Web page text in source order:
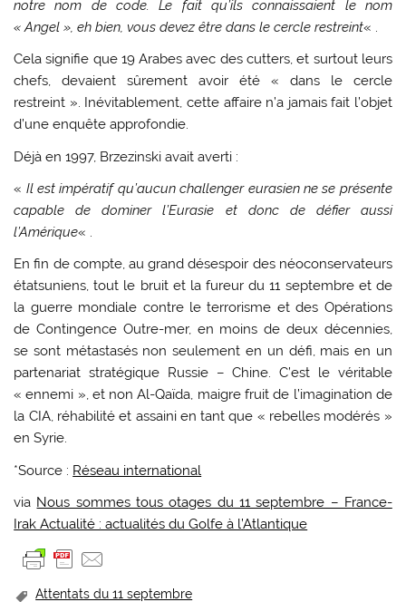
notre nom de code. Le fait qu’ils connaissaient le nom
« Angel », eh bien, vous devez être dans le cercle restreint« .
Cela signifie que 19 Arabes avec des cutters, et surtout leurs
chefs, devaient sûrement avoir été « dans le cercle
restreint ». Inévitablement, cette affaire n’a jamais fait l’objet
d’une enquête approfondie.
Déjà en 1997, Brzezinski avait averti :
« Il est impératif qu’aucun challenger eurasien ne se présente
capable de dominer l’Eurasie et donc de défier aussi
l’Amérique« .
En fin de compte, au grand désespoir des néoconservateurs
étatsuniens, tout le bruit et la fureur du 11 septembre et de
la guerre mondiale contre le terrorisme et des Opérations
de Contingence Outre-mer, en moins de deux décennies,
se sont métastasés non seulement en un défi, mais en un
partenariat stratégique Russie – Chine. C’est le véritable
« ennemi », et non Al-Qaïda, maigre fruit de l’imagination de
la CIA, réhabilité et assaini en tant que « rebelles modérés »
en Syrie.
*Source : Réseau international
via Nous sommes tous otages du 11 septembre – France-
Irak Actualité : actualités du Golfe à l’Atlantique
Attentats du 11 septembre